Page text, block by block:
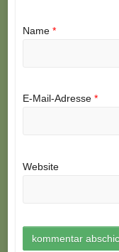
Name *
E-Mail-Adresse *
Website